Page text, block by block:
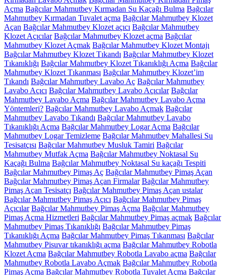
Açma Bağcılar Mahmutbey Kırmadan Su Kaçağı Bulma Bağcılar
Mahmutbey Kırmadan Tuvalet açma Bağcılar Mahmutbey Klozet
Açan Bağcılar Mahmutbey Klozet açıcı Bağcılar Mahmutbey
Klozet Açıcılar Bağcılar Mahmutbey Klozet açma Bağcılar
Mahmutbey Klozet Açmak Bağcılar Mahmutbey Klozet Montajı
Bağcılar Mahmutbey Klozet Tıkandı Bağcılar Mahmutbey Klozet
Tıkanıklığı Bağcılar Mahmutbey Klozet Tıkanıklığı Açma Bağcılar
Mahmutbey Klozet Tıkanması Bağcılar Mahmutbey Klozet’im
Tıkandı Bağcılar Mahmutbey Lavabo Aç Bağcılar Mahmutbey
Lavabo Açıcı Bağcılar Mahmutbey Lavabo Açıcılar Bağcılar
Mahmutbey Lavabo Açma Bağcılar Mahmutbey Lavabo Açma
Yöntemleri? Bağcılar Mahmutbey Lavabo Açmak Bağcılar
Mahmutbey Lavabo Tıkandı Bağcılar Mahmutbey Lavabo
Tıkanıklığı Açma Bağcılar Mahmutbey Logar Açma Bağcılar
Mahmutbey Logar Temizleme Bağcılar Mahmutbey Mahallesi Su
Tesisatçısı Bağcılar Mahmutbey Musluk Tamiri Bağcılar
Mahmutbey Mutfak Açma Bağcılar Mahmutbey Noktasal Su
Kaçağı Bulma Bağcılar Mahmutbey Noktasal Su kaçağı Tespiti
Bağcılar Mahmutbey Pimaş Aç Bağcılar Mahmutbey Pimaş Açan
Bağcılar Mahmutbey Pimaş Açan Firmalar Bağcılar Mahmutbey
Pimaş Açan Tesisatçı Bağcılar Mahmutbey Pimaş Açan ustalar
Bağcılar Mahmutbey Pimaş Açıcı Bağcılar Mahmutbey Pimaş
Açıcılar Bağcılar Mahmutbey Pimaş Açma Bağcılar Mahmutbey
Pimaş Açma Hizmetleri Bağcılar Mahmutbey Pimaş açmak Bağcılar
Mahmutbey Pimaş Tıkanıklığı Bağcılar Mahmutbey Pimaş
Tıkanıklığı Açma Bağcılar Mahmutbey Pimaş Tıkanması Bağcılar
Mahmutbey Pisuvar tıkanıklığı açma Bağcılar Mahmutbey Robotla
Klozet Açma Bağcılar Mahmutbey Robotla Lavabo açma Bağcılar
Mahmutbey Robotla Lavabo Açmak Bağcılar Mahmutbey Robotla
Pimaş Açma Bağcılar Mahmutbey Robotla Tuvalet Açma Bağcılar